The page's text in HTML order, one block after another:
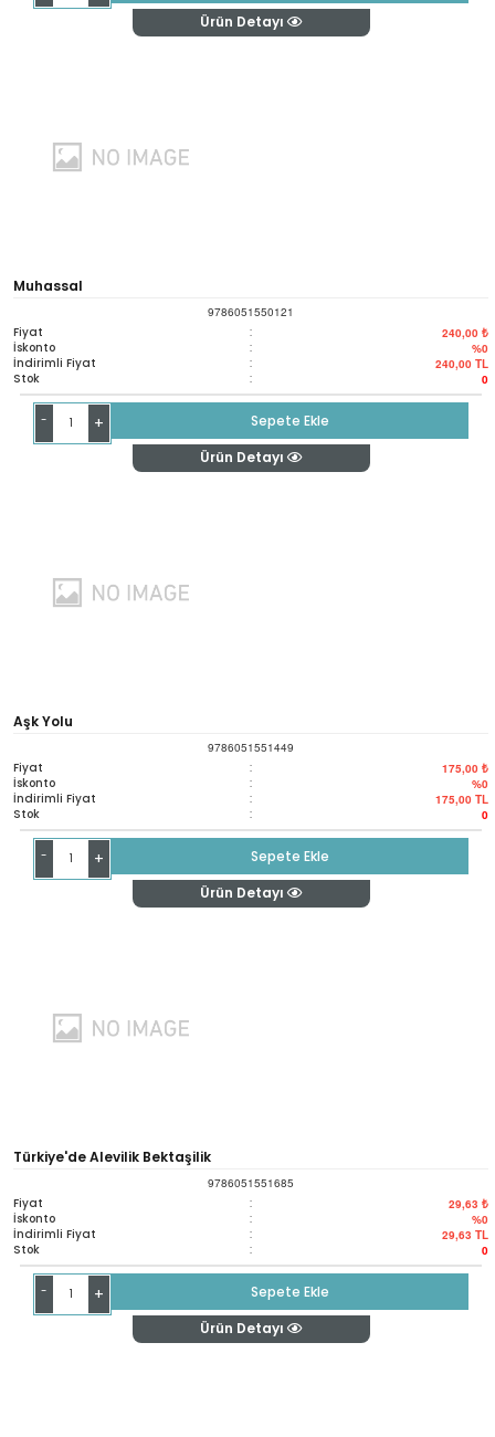
Ürün Detayı
Muhassal
9786051550121
Fiyat : 240,00 ₺
İskonto : %0
İndirimli Fiyat : 240,00 TL
Stok : 0
- +
Sepete Ekle
Ürün Detayı
Aşk Yolu
9786051551449
Fiyat : 175,00 ₺
İskonto : %0
İndirimli Fiyat : 175,00 TL
Stok : 0
- +
Sepete Ekle
Ürün Detayı
Türkiye'de Alevilik Bektaşilik
9786051551685
Fiyat : 29,63 ₺
İskonto : %0
İndirimli Fiyat : 29,63 TL
Stok : 0
- +
Sepete Ekle
Ürün Detayı